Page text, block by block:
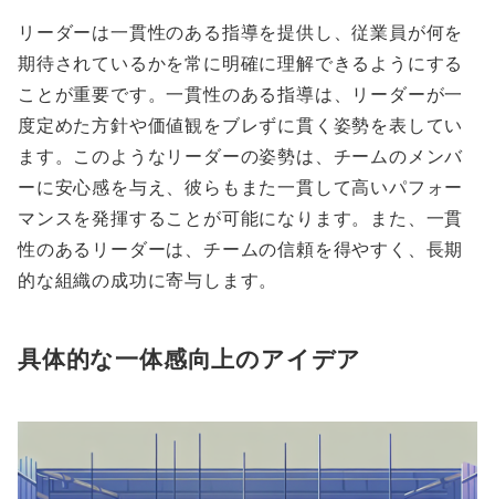
リーダーは一貫性のある指導を提供し、従業員が何を
期待されているかを常に明確に理解できるようにする
ことが重要です。一貫性のある指導は、リーダーが一
度定めた方針や価値観をブレずに貫く姿勢を表してい
ます。このようなリーダーの姿勢は、チームのメンバ
ーに安心感を与え、彼らもまた一貫して高いパフォー
マンスを発揮することが可能になります。また、一貫
性のあるリーダーは、チームの信頼を得やすく、長期
的な組織の成功に寄与します。
具体的な一体感向上のアイデア